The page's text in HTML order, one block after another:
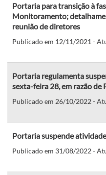
Portaria para transição à
Monitoramento;
reunião de diretores
Publicado em 12/11/2021 -
Portaria regulamenta
sexta-feira 28, em razão
Publicado em 26/10/2022 -
Portaria suspende
Publicado em 31/08/2022 -